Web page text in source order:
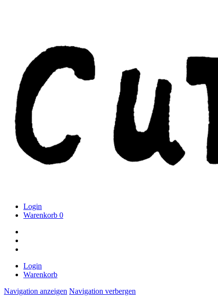
Login
Warenkorb 0
Login
Warenkorb
Navigation anzeigen Navigation verbergen